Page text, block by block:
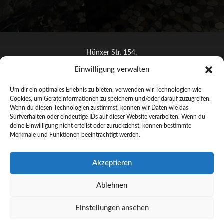
Einwilligung verwalten
Um dir ein optimales Erlebnis zu bieten, verwenden wir Technologien wie
Cookies, um Geräteinformationen zu speichern und/oder darauf zuzugreifen.
Wenn du diesen Technologien zustimmst, können wir Daten wie das
Surfverhalten oder eindeutige IDs auf dieser Website verarbeiten. Wenn du
deine Einwilligung nicht erteilst oder zurückziehst, können bestimmte
Merkmale und Funktionen beeinträchtigt werden.
Akzeptieren
Ablehnen
Einstellungen ansehen
Hünxer Str. 154,
+491712622644
Künstler
Lichtkunst
Kontakt